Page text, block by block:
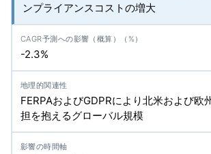
ンプライアンスコストの増大
-2.3%
FERPAおよびGDPRにより北米および欧
担を抱えるグローバル規模